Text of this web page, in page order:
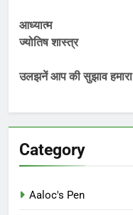
आध्यात्म
ज्योतिष शास्त्र
उलझनें आप की सुझाव हमारा
Category
Aaloc's Pen